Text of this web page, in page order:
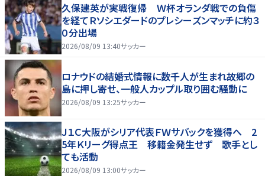
久保建英が実戦復帰 Ｗ杯オランダ戦での負傷
を経てＲソシエダードのプレシーズンマッチに約３
０分出場
2026/08/09 13:40サッカー
ロナウドの結婚式情報に数千人が生まれ故郷の
島に押し寄せ、一般人カップル取り囲む騒動に
2026/08/09 13:25サッカー
Ｊ１Ｃ大阪がシリア代表ＦＷサバックを獲得へ 2
5年Ｋリーグ得点王 移籍金発生せず 歌手とし
ても活動
2026/08/09 13:00サッカー